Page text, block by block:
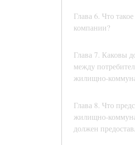
Глава 6. Что
компании?
Глава 7. Каковы
между
жилищно-
Глава 8. Что
жилищно-
должен